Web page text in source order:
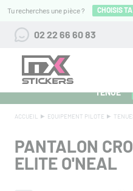
Tu recherches une pièce ? CHOISIS
02 22 66 60 83
ALPINESTARS 27 : FLOCAGE
TENUE
ACCUEIL EQUIPEMENT PILOTE
PANTALON
ELITE O'NEAL